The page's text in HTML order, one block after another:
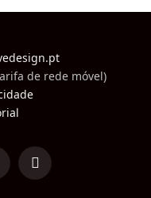
de rede móvel)
TikTok